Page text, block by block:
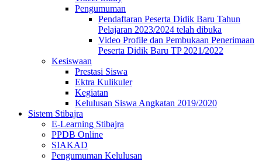
Pengumuman
Pendaftaran Peserta Didik Baru Tahun
Pelajaran 2023/2024 telah dibuka
Video Profile dan Pembukaan Penerimaan
Peserta Didik Baru TP 2021/2022
Kesiswaan
Prestasi Siswa
Ektra Kulikuler
Kegiatan
Kelulusan Siswa Angkatan 2019/2020
Sistem Stibajra
E-Learning Stibajra
PPDB Online
SIAKAD
Pengumuman Kelulusan